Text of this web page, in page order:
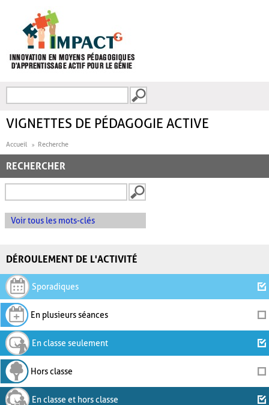
FORMULAIRE DE
VIGNETTES DE PÉDAGOGIE ACTIVE
Accueil Recherche
RECHERCHER
Voir tous les mots-clés
DÉROULEMENT DE L'ACTIVITÉ
Sporadiques
En plusieurs séances
En classe seulement
Hors classe
En classe et hors classe